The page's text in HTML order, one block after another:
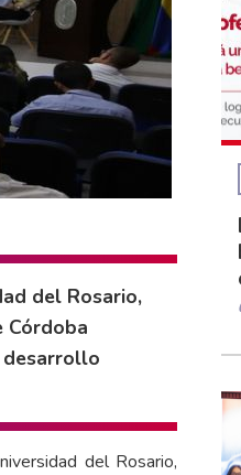
del Rosario,
Córdoba
desarrollo
del Rosario,